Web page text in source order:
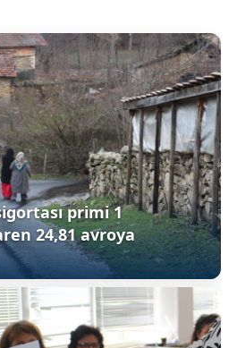
primi 1
24,81 avroya